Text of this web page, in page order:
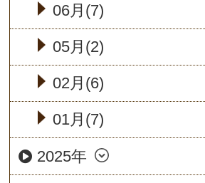
06月(7)
05月(2)
02月(6)
01月(7)
2025年